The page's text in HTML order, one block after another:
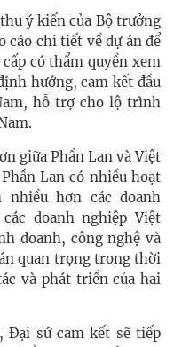
ý kiến của Bộ trưởng
cáo chi tiết về dự án để
có thẩm quyền xem
hướng, cam kết đầu
hỗ trợ cho lộ trình
giữa Phần Lan và Việt
Lan có nhiều hoạt
hơn các doanh
doanh nghiệp Việt
doanh, công nghệ và
quan trọng trong thời
và phát triển của hai
Đại sứ cam kết sẽ tiếp